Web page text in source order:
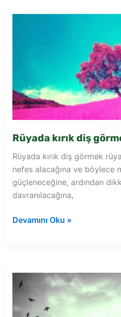
görmek
Rüyada kırık diş
Rüyada kırık diş görmek
nefes alacağına ve böylece
güçleneceğine, ardından
davranılacağına,
Rüyada
Devamını Oku »